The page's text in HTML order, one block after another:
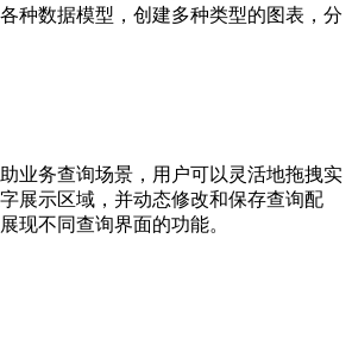
种数据模型，创建多种类型的图表，分
业务查询场景，用户可以灵活地拖拽实
展示区域，并动态修改和保存查询配
现不同查询界面的功能。